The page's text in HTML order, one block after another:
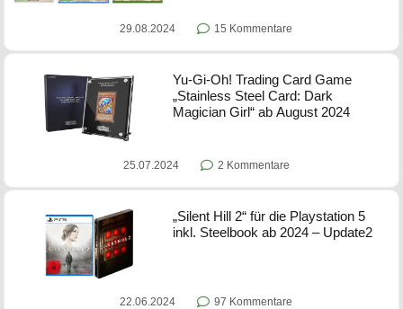
29.08.2024 15 Kommentare
Yu-Gi-Oh! Trading Card Game
„Stainless Steel Card: Dark
Magician Girl“ ab August 2024
25.07.2024 2 Kommentare
„Silent Hill 2“ für die Playstation 5
inkl. Steelbook ab 2024 – Update2
22.06.2024 97 Kommentare